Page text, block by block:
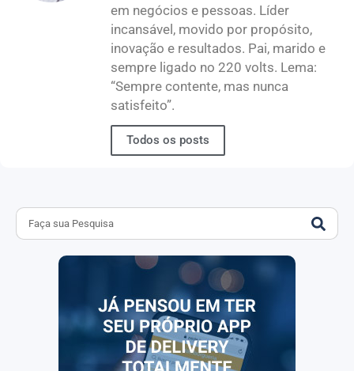
em negócios e pessoas. Líder
incansável, movido por propósito,
inovação e resultados. Pai, marido e
sempre ligado no 220 volts. Lema:
“Sempre contente, mas nunca
satisfeito”.
Todos os posts